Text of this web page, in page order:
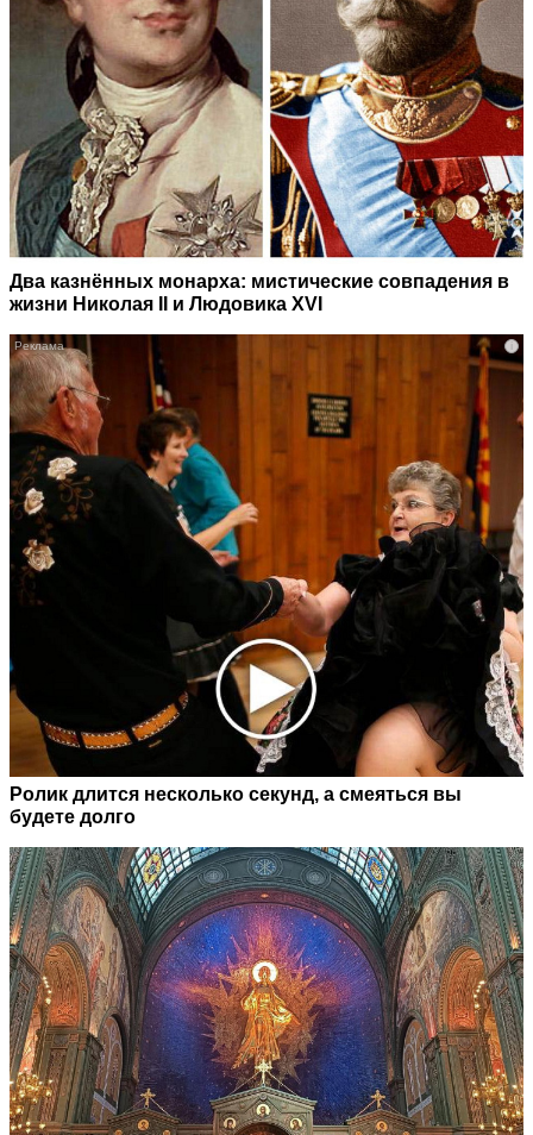
Два казнённых монарха: мистические совпадения в
жизни Николая II и Людовика XVI
i
Ролик длится несколько секунд, а смеяться вы
будете долго